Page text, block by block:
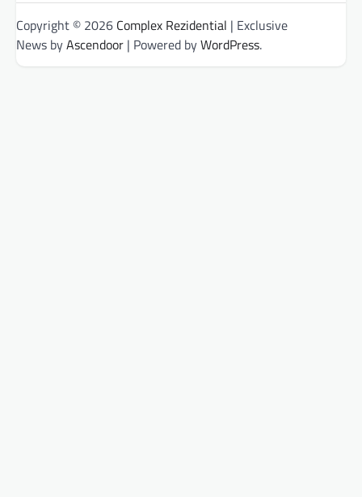
Copyright © 2026 Complex Rezidential | Exclusive
News byAscendoor | Powered byWordPress.